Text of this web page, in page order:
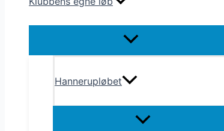
Menu
Hannerupløbet
Menu